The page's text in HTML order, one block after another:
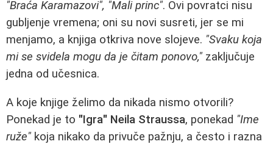
"Braća Karamazovi", "Mali princ". Ovi povratci nisu
gubljenje vremena; oni su novi susreti, jer se mi
menjamo, a knjiga otkriva nove slojeve. "Svaku koja
mi se svidela mogu da je čitam ponovo," zaključuje
jedna od učesnica.
A koje knjige želimo da nikada nismo otvorili?
Ponekad je to "Igra" Neila Straussa, ponekad "Ime
ruže" koja nikako da privuče pažnju, a često i razna